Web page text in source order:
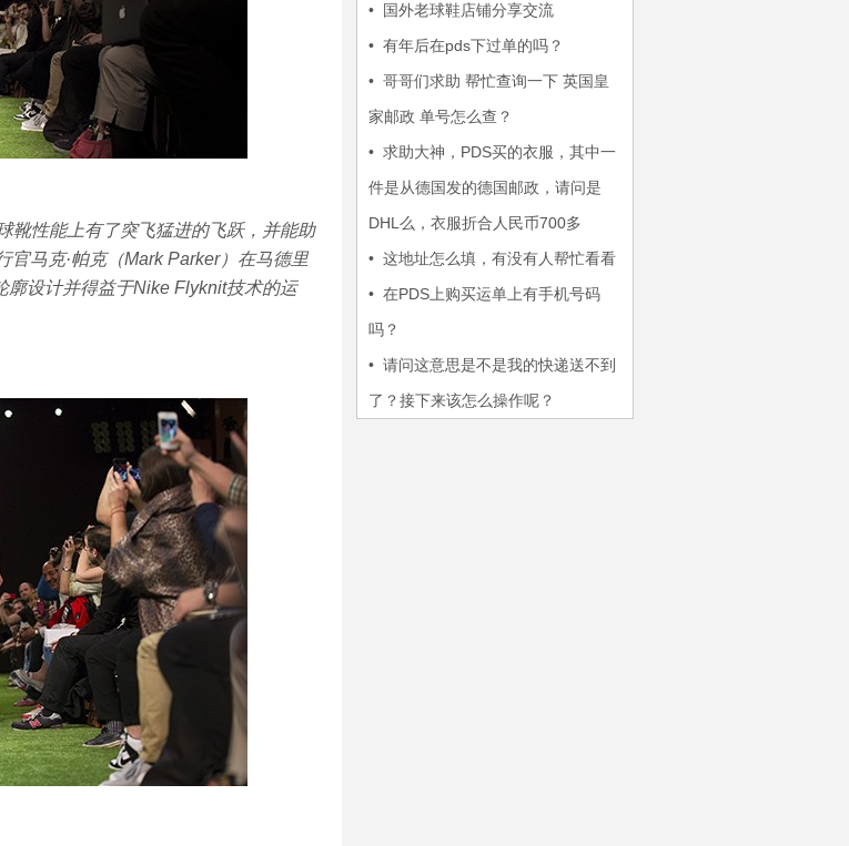
靴性能上有了突飞猛进的飞跃，并能助
官马克·帕克（Mark Parker）在马德里
廓设计并得益于Nike Flyknit技术的运
•
国外老球鞋店铺分享交流
• 有年后在pds下过单的吗？
• 哥哥们求助 帮忙查询一下 英国皇
家邮政 单号怎么查？
• 求助大神，PDS买的衣服，其中一
件是从德国发的德国邮政，请问是
DHL么，衣服折合人民币700多
• 这地址怎么填，有没有人帮忙看看
• 在PDS上购买运单上有手机号码
吗？
• 请问这意思是不是我的快递送不到
了？接下来该怎么操作呢？